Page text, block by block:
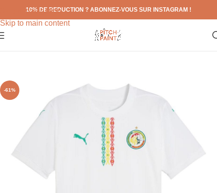
Skip to navigation
Skip to main content
10% DE REDUCTION ? ABONNEZ-VOUS SUR INSTAGRAM !
-61%